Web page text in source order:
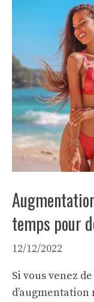
temps pour
12/12/2022
Si vous venez